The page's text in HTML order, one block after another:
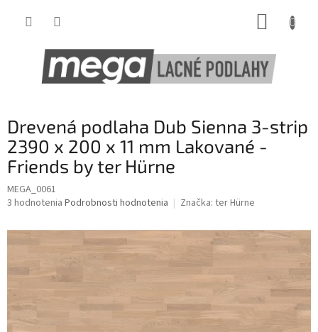
Drevená podlaha Dub Sienna 3-strip
2390 x 200 x 11 mm Lakované -
Friends by ter Hürne
MEGA_0061
Priemerné
produktu
je
hviezdičiek.
3 hodnotenia Podrobnosti hodnotenia Značka: ter Hürne